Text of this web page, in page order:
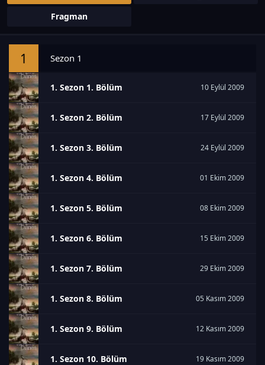
Fragman
1 Sezon 1
1. Sezon 1. Bölüm 10 Eylül 2009
1. Sezon 2. Bölüm 17 Eylül 2009
1. Sezon 3. Bölüm 24 Eylül 2009
1. Sezon 4. Bölüm 01 Ekim 2009
1. Sezon 5. Bölüm 08 Ekim 2009
1. Sezon 6. Bölüm 15 Ekim 2009
1. Sezon 7. Bölüm 29 Ekim 2009
1. Sezon 8. Bölüm 05 Kasım 2009
1. Sezon 9. Bölüm 12 Kasım 2009
1. Sezon 10. Bölüm 19 Kasım 2009